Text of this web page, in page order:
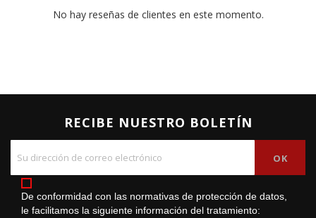
No hay reseñas de clientes en este momento.
RECIBE NUESTRO BOLETÍN
De conformidad con las normativas de protección de datos,
le facilitamos la siguiente información del tratamiento: